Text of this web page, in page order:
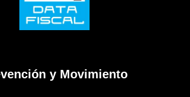
y Movimiento